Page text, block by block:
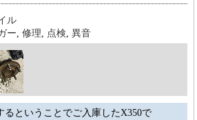
ル
ー ,修理 点検 ,異音
るということでご入庫したX350で